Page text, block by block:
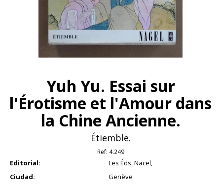
Yuh Yu. Essai sur
l'Érotisme et l'Amour dans
la Chine Ancienne.
Étiemble.
Ref: 4.249
Editorial:
Les Éds. Nacel,
Ciudad:
Genève